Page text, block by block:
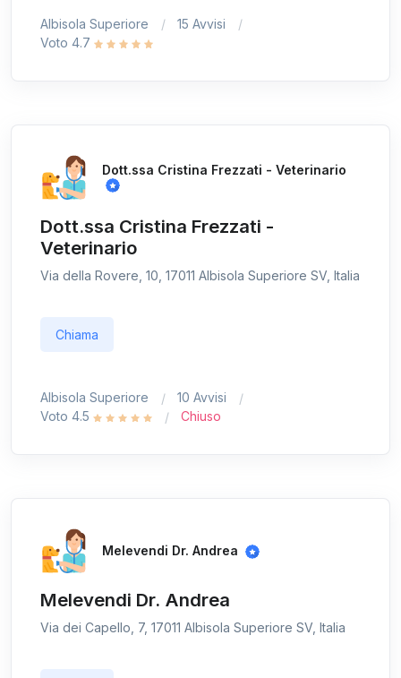
Albisola Superiore
15 Avvisi
Voto 4.7
Dott.ssa Cristina Frezzati - Veterinario
Dott.ssa Cristina Frezzati -
Veterinario
Via della Rovere, 10, 17011 Albisola Superiore SV, Italia
Chiama
Albisola Superiore
10 Avvisi
Voto 4.5
Chiuso
Melevendi Dr. Andrea
Melevendi Dr. Andrea
Via dei Capello, 7, 17011 Albisola Superiore SV, Italia